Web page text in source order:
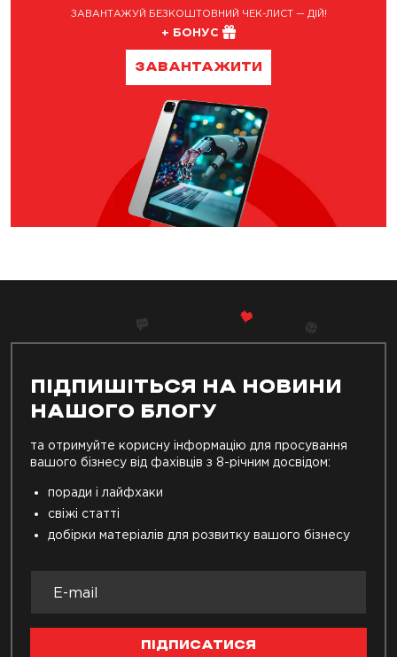
ЗАВАНТАЖУЙ БЕЗКОШТОВНИЙ ЧЕК-ЛИСТ — ДІЙ!
+ БОНУС
ЗАВАНТАЖИТИ
ПІДПИШІТЬСЯ НА НОВИНИ
НАШОГО БЛОГУ
та отримуйте корисну інформацію для просування
вашого бізнесу від фахівців з 8-річним досвідом:
поради і лайфхаки
свіжі статті
добірки матеріалів для розвитку вашого бізнесу
ПІДПИСАТИСЯ